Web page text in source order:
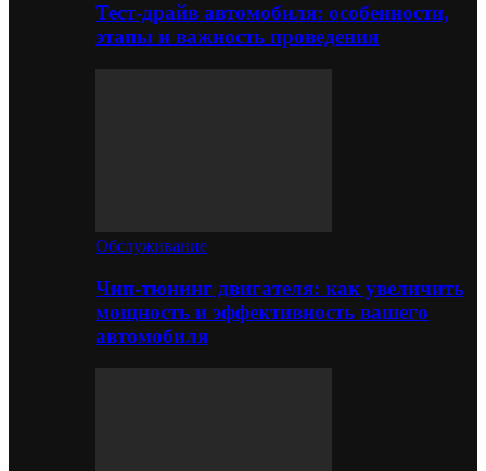
Тест-драйв автомобиля: особенности,
этапы и важность проведения
Обслуживание
Чип-тюнинг двигателя: как увеличить
мощность и эффективность вашего
автомобиля